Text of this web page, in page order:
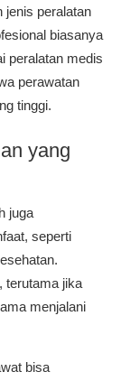
jenis peralatan
biasanya
peralatan medis
perawatan
tinggi.
yang
juga
seperti
terutama jika
menjalani
bisa